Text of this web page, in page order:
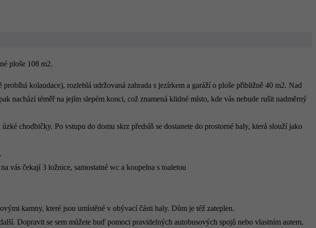
ploše 108 m2.
kolaudace), rozlehlá udržovaná zahrada s jezírkem a garáží o ploše přibližně 40 m2. Nad
nachází téměř na jejím slepém konci, což znamená klidné místo, kde vás nebude rušit nadměrný
chodbičky. Po vstupu do domu skrz předsíň se dostanete do prostorné haly, která slouží jako
vás čekají 3 ložnice, samostatné wc a koupelna s toaletou
kamny, které jsou umístěné v obývací části haly. Dům je též zateplen.
Dopravit se sem můžete buď pomoci pravidelných autobusových spojů nebo vlastním autem,